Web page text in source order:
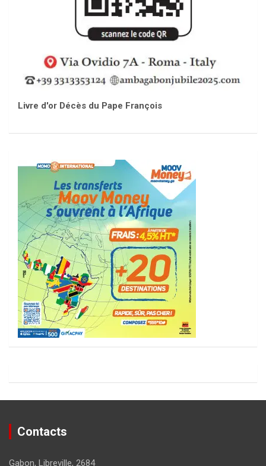
Livre d'or Décès du Pape François
Contacts
Gabon, Libreville, 2684